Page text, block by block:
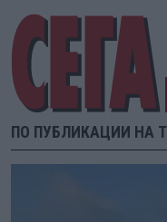
ПО ПУБЛИКАЦИИ НА